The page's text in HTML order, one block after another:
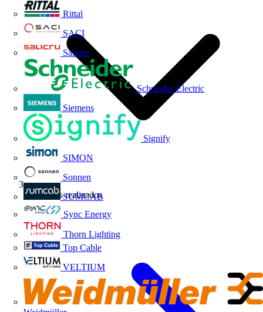
Rittal
SACI
Salicru
Schneider Electric
Siemens
Signify
SIMON
Sonnen
SUMCAB
Sync Energy
Thorn Lighting
Top Cable
VELTIUM
Webinars realizados